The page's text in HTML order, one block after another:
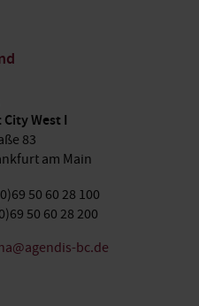
West I
83
am Main
50 60 28 100
50 60 28 200
bc.de